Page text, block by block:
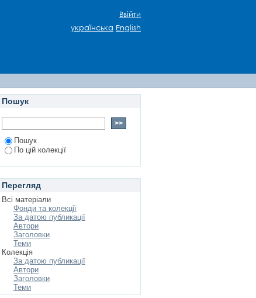
Ввійти
українська English
Пошук
Пошук
По цій колекції
Перегляд
Всі матеріали
Фонди та колекції
За датою публикації
Автори
Заголовки
Теми
Колекція
За датою публикації
Автори
Заголовки
Теми